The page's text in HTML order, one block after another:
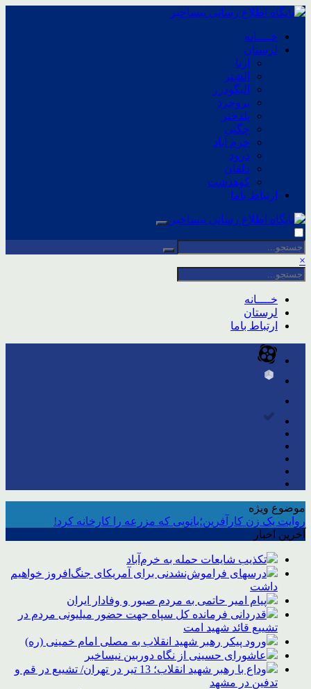
خــــانه
لرستان
ازنا
الشتر
الیگودرز
بروجرد
پلدختر
چگنی
خرم آباد
درود
دلفان
کوهدشت
ارتباط باما
×
خــــانه
لرستان
ارتباط باما
موضوع ویژه
روایت یک زن کارآفرین؛بانویی که مزرعه را کارخانه کرد!
آخرین اخبار
تکذیب شایعات حمله به خرم‌آباد
درسهای فراموش‌نشدنی برای آمریکای جنگ‌افروز خواهیم
داشت
پیام امیر حاتمی به مردم صبور و وفادار ایران
قدردانی فرمانده کل سپاه جهت حضور میلیونی مردم در
تشییع قائد شهید امت
ورود پیکر رهبر شهید انقلاب به مصلی امام خمینی (ره)
عاشورای حسینی از نگاه دوربین نیساخبر
وداع با رهبر شهید انقلاب؛ 13 تیر در تهران/ تشییع در قم و
تدفین در مشهد